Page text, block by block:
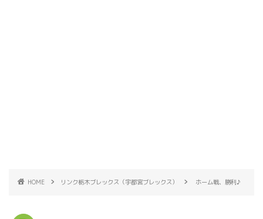
HOME リンク栃木ブレックス（宇都宮ブレックス） ホーム戦、勝利♪